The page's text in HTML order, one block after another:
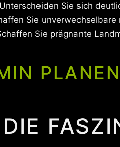
Unterscheiden Sie sich
Sie unverwechselbare
Sie prägnante